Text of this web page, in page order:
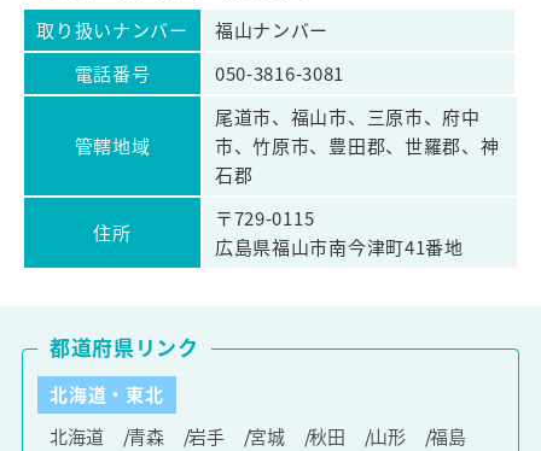
取り扱いナンバー
福山ナンバー
電話番号
050-3816-3081
管轄地域
尾道市、福山市、三原市、府中
市、竹原市、豊田郡、世羅郡、神
石郡
住所
〒729-0115
広島県福山市南今津町41番地
北海道・東北
北海道
青森 岩手 宮城 秋田 山形
福島
都道府県リンク